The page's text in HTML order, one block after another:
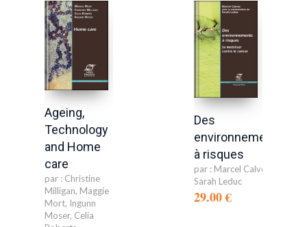
Ageing,
Technology
and Home
care
par : Christine
Milligan, Maggie
Mort, Ingunn
Moser, Celia
Des
environnements
à risques
par : Marcel Calvez
Sarah Leduc
29.00 €